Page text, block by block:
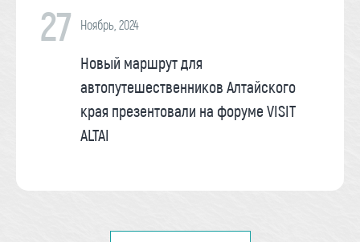
27 Ноябрь, 2024
Новый маршрут для
автопутешественников Алтайского
края презентовали на форуме VISIT
ALTAI